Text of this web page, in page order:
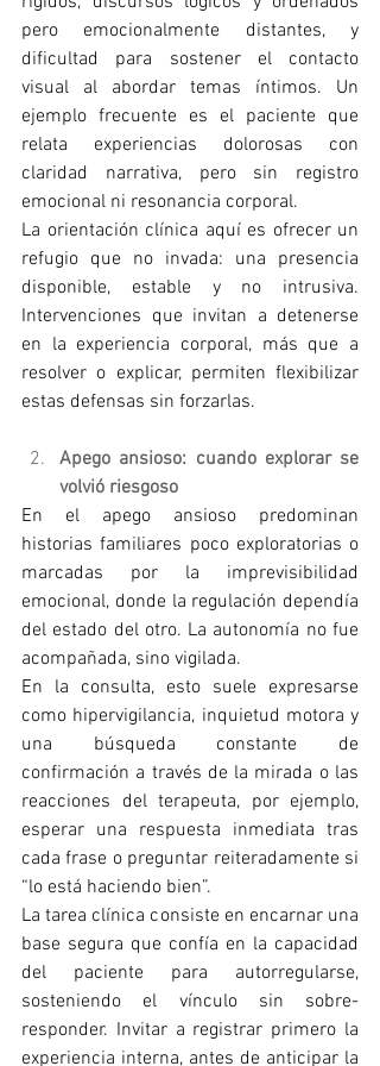
pero emocionalmente distantes, y
dificultad para sostener el contacto
visual al abordar temas íntimos. Un
ejemplo frecuente es el paciente que
relata experiencias dolorosas con
claridad narrativa, pero sin registro
emocional ni resonancia corporal.
La orientación clínica aquí es ofrecer un
refugio que no invada: una presencia
disponible, estable y no intrusiva.
Intervenciones que invitan a detenerse
en la experiencia corporal, más que a
resolver o explicar, permiten flexibilizar
estas defensas sin forzarlas.
Apego ansioso: cuando explorar se
volvió riesgoso
En el apego ansioso predominan
historias familiares poco exploratorias o
marcadas por la imprevisibilidad
emocional, donde la regulación dependía
del estado del otro. La autonomía no fue
acompañada, sino vigilada.
En la consulta, esto suele expresarse
como hipervigilancia, inquietud motora y
una búsqueda constante de
confirmación a través de la mirada o las
reacciones del terapeuta, por ejemplo,
esperar una respuesta inmediata tras
cada frase o preguntar reiteradamente si
“lo está haciendo bien”.
La tarea clínica consiste en encarnar una
base segura que confía en la capacidad
del paciente para autorregularse,
sosteniendo el vínculo sin sobre-
responder. Invitar a registrar primero la
experiencia interna, antes de anticipar la